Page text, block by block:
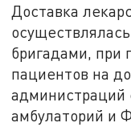
Доставка
бригадами, при
пациентов на
администраций
амбулаторий и